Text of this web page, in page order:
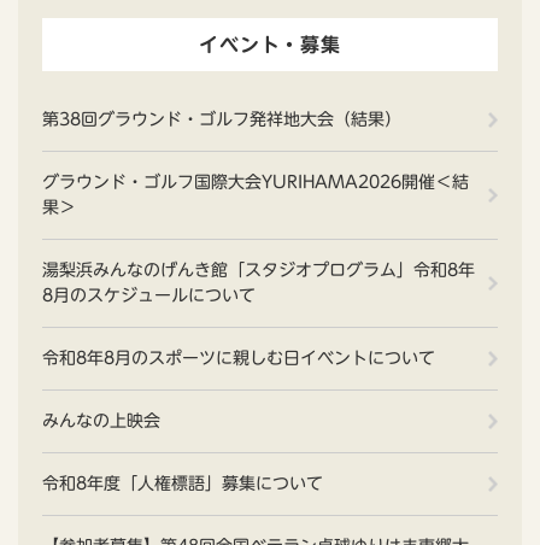
イベント・募集
第38回グラウンド・ゴルフ発祥地大会（結果）
グラウンド・ゴルフ国際大会YURIHAMA2026開催＜結
果＞
湯梨浜みんなのげんき館「スタジオプログラム」令和8年
8月のスケジュールについて
令和8年8月のスポーツに親しむ日イベントについて
みんなの上映会
令和8年度「人権標語」募集について